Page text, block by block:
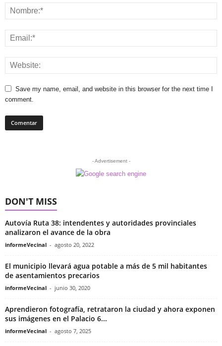
Save my name, email, and website in this browser for the next time I
comment.
- Advertisement -
DON'T MISS
Autovía Ruta 38: intendentes y autoridades provinciales
analizaron el avance de la obra
informeVecinal - agosto 20, 2022
El municipio llevará agua potable a más de 5 mil habitantes
de asentamientos precarios
informeVecinal - junio 30, 2020
Aprendieron fotografía, retrataron la ciudad y ahora exponen
sus imágenes en el Palacio 6...
informeVecinal - agosto 7, 2025